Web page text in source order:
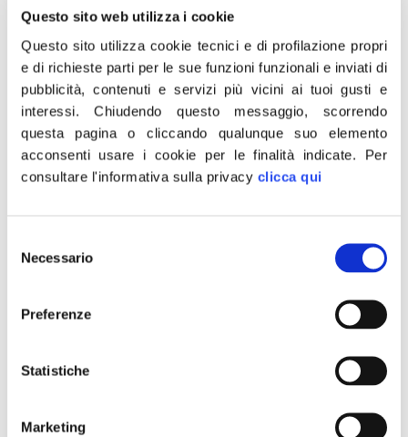
Questo sito web utilizza i cookie
Questo sito utilizza cookie tecnici e di profilazione propri
e di richieste parti per le sue funzioni funzionali e inviati di
pubblicità, contenuti e servizi più vicini ai tuoi gusti e
interessi.Chiudendo questo messaggio, scorrendo
questa pagina o cliccando qualunque suo elemento
acconsenti usare i cookie per le finalità indicate. Per
consultare l'informativa sulla privacy clicca qui
delNecessario
Preferenze
Statistiche
Marketing
immigrazione – i dati allarmanti che sono
scaturiti dal monitoraggio delle richieste di
permessi di lavoro arrivate con il Decreto
Flussi ne sono la prova – sembra aver
addirittura ripreso vigore.
Fin dal suo insediamento, questo Governo,
ha mostrato interesse e attenzione al tema e
condizionalità sociale che interviene sugli
aiuti comunitari sanzionando quelle imprese
che non rispettano gli standard di sicurezza
e la reintroduzione del reato penale di
somministrazione illecita di manodopera che
la sinistra aveva depenalizzato nel 2016 ma
che, come è evidente a tutti, è ancora una